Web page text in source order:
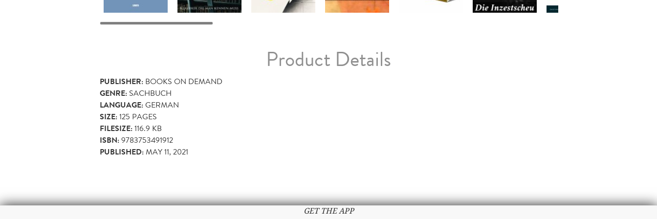
Product Details
PUBLISHER: BOOKS ON DEMAND
GENRE: SACHBUCH
LANGUAGE:GERMAN
SIZE:125 PAGES
FILESIZE:116.9 KB
ISBN:9783753491912
PUBLISHED:MAY 11, 2021
GET THE APP